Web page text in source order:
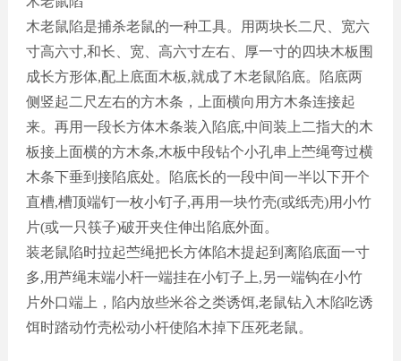
木老鼠陷是捕杀老鼠的一种工具。用两块长二尺、宽六
寸高六寸,和长、宽、高六寸左右、厚一寸的四块木板围
成长方形体,配上底面木板,就成了木老鼠陷底。陷底两
侧竖起二尺左右的方木条，上面横向用方木条连接起
来。再用一段长方体木条装入陷底,中间装上二指大的木
板接上面横的方木条,木板中段钻个小孔串上苎绳弯过横
木条下垂到接陷底处。陷底长的一段中间一半以下开个
直槽,槽顶端钉一枚小钉子,再用一块竹壳(或纸壳)用小竹
片(或一只筷子)破开夹住伸出陷底外面。
装老鼠陷时拉起苎绳把长方体陷木提起到离陷底面一寸
多,用芦绳末端小杆一端挂在小钉子上,另一端钩在小竹
片外口端上，陷内放些米谷之类诱饵,老鼠钻入木陷吃诱
饵时踏动竹壳松动小杆使陷木掉下压死老鼠。